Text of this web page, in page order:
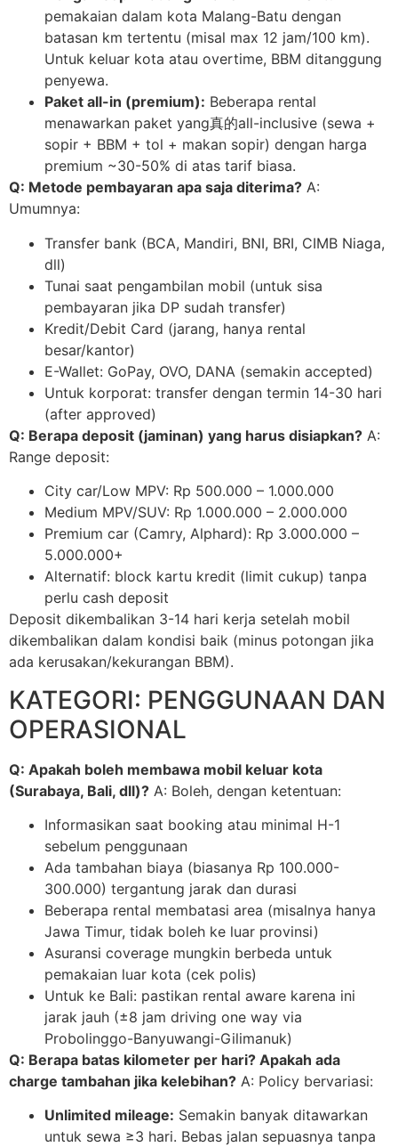
pemakaian dalam kota Malang-Batu dengan
batasan km tertentu (misal max 12 jam/100 km).
Untuk keluar kota atau overtime, BBM ditanggung
penyewa.
Paket all-in (premium): Beberapa rental
menawarkan paket yang真的all-inclusive (sewa +
sopir + BBM + tol + makan sopir) dengan harga
premium ~30-50% di atas tarif biasa.
Q: Metode pembayaran apa saja diterima? A:
Umumnya:
Transfer bank (BCA, Mandiri, BNI, BRI, CIMB Niaga,
dll)
Tunai saat pengambilan mobil (untuk sisa
pembayaran jika DP sudah transfer)
Kredit/Debit Card (jarang, hanya rental
besar/kantor)
E-Wallet: GoPay, OVO, DANA (semakin accepted)
Untuk korporat: transfer dengan termin 14-30 hari
(after approved)
Q: Berapa deposit (jaminan) yang harus disiapkan? A:
Range deposit:
City car/Low MPV: Rp 500.000 – 1.000.000
Medium MPV/SUV: Rp 1.000.000 – 2.000.000
Premium car (Camry, Alphard): Rp 3.000.000 –
5.000.000+
Alternatif: block kartu kredit (limit cukup) tanpa
perlu cash deposit
Deposit dikembalikan 3-14 hari kerja setelah mobil
dikembalikan dalam kondisi baik (minus potongan jika
ada kerusakan/kekurangan BBM).
KATEGORI: PENGGUNAAN DAN
OPERASIONAL
Q: Apakah boleh membawa mobil keluar kota
(Surabaya, Bali, dll)? A: Boleh, dengan ketentuan:
Informasikan saat booking atau minimal H-1
sebelum penggunaan
Ada tambahan biaya (biasanya Rp 100.000-
300.000) tergantung jarak dan durasi
Beberapa rental membatasi area (misalnya hanya
Jawa Timur, tidak boleh ke luar provinsi)
Asuransi coverage mungkin berbeda untuk
pemakaian luar kota (cek polis)
Untuk ke Bali: pastikan rental aware karena ini
jarak jauh (±8 jam driving one way via
Probolinggo-Banyuwangi-Gilimanuk)
Q: Berapa batas kilometer per hari? Apakah ada
charge tambahan jika kelebihan? A: Policy bervariasi:
Unlimited mileage: Semakin banyak ditawarkan
untuk sewa ≥3 hari. Bebas jalan sepuasnya tanpa